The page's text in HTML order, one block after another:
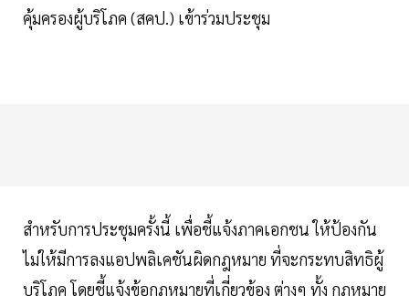
คุ้มครองผู้บริโภค (สคป.) เข้าร่วมประชุม
สำหรับการประชุมครั้งนี้ เพื่อชี้แจ้งภาคเอกชน ให้ป้องกัน
ไม่ให้มีการลงแอปพลิเคชันผิดกฎหมาย ที่จะกระทบสิทธิผู้
บริโภค โดยชี้แจ้งข้อกฎหมายที่เกี่ยวข้อง ต่างๆ ทั้ง กฎหมาย